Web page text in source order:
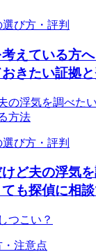
び方・評判
えている方
きたい証拠
び方・評判
ど夫の浮気
も探偵に相
注意点